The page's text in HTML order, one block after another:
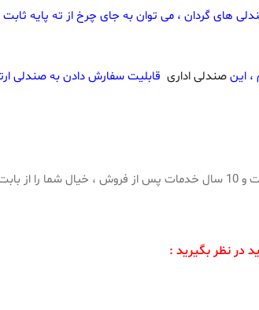
های گردان ، می توان به جای چرخ از ته پایه
اینصندلی اداری قابلیت سفارش دادن به صندلی
می‌کند.
در نظر بگیرید :